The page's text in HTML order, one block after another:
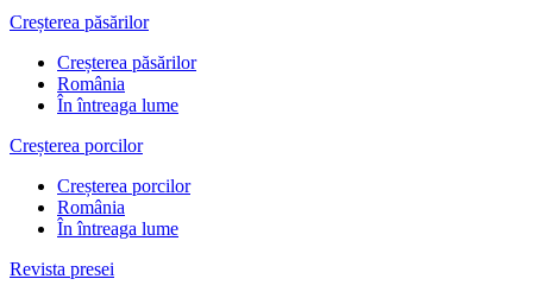
Creșterea păsărilor
Creșterea păsărilor
România
În întreaga lume
Creșterea porcilor
Creșterea porcilor
România
În întreaga lume
Revista presei